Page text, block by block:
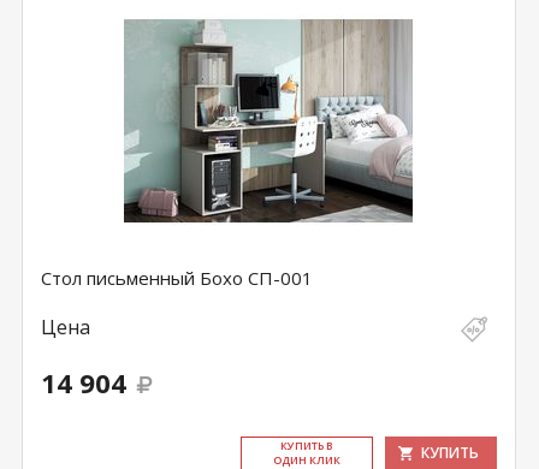
Стол письменный Бохо СП-001
Цена
14 904
КУ­ПИТЬ В
ОДИН КЛИК
КУПИТЬ